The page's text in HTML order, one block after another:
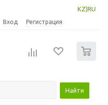
KZ RU
Вход Регистрация
Найти